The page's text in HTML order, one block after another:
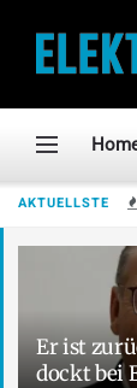
AKTUELLSTE
Er ist
dockt bei